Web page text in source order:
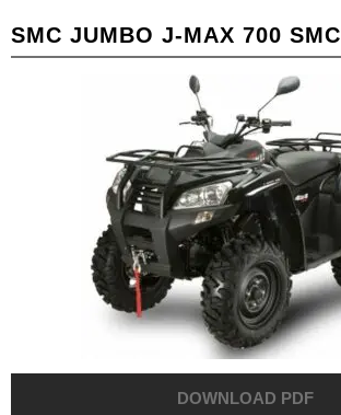
SMC JUMBO J-MAX 700 SMC